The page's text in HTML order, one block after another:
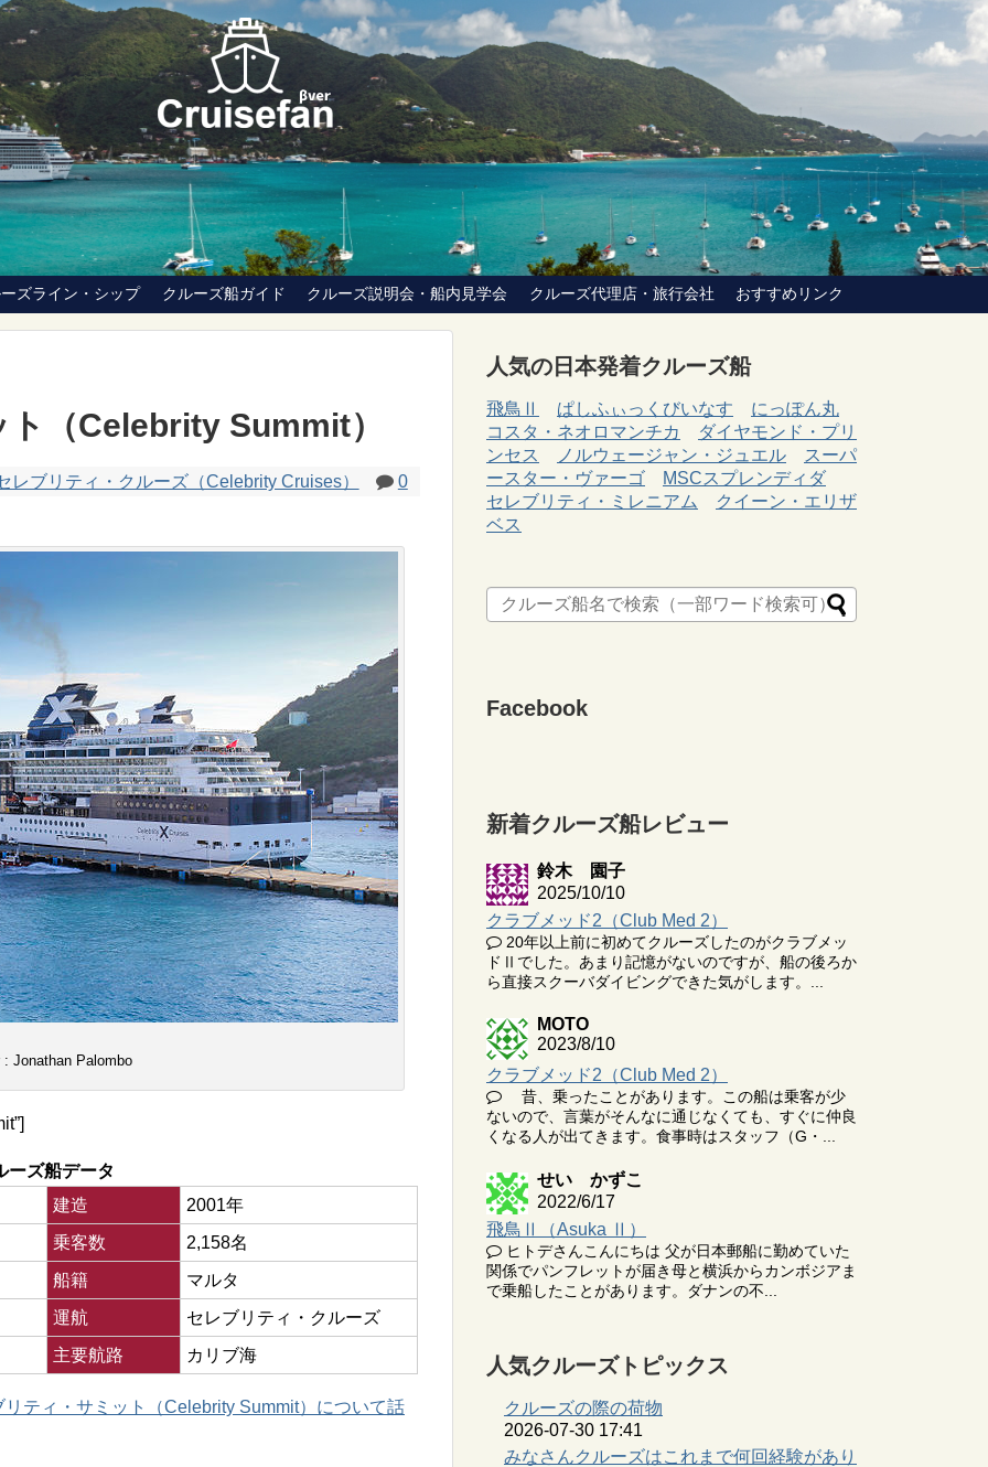
ズライン・シップ クルーズ船ガイド クルーズ説明会・船内見学会 クルーズ代理店・旅行会社 おすすめリンク
（Celebrity Summit）
レブリティ・クルーズ（Celebrity Cruises） 0
: Jonathan Palombo
ーズ船データ
建造
2001年
乗客数
2,158名
船籍
マルタ
運航
セレブリティ・クルーズ
主要航路
カリブ海
ティ・サミット（Celebrity Summit）について話
人気の日本発着クルーズ船
飛鳥Ⅱ ぱしふぃっくびいなす
にっぽん丸
コスタ・ネオロマンチカ
ダイヤモンド・プリ
ンセス
ノルウェージャン・ジュエル
スーパ
ースター・ヴァーゴ
MSCスプレンディダ
セレブリティ・ミレニアム
クイーン・エリザ
ベス
Facebook
新着クルーズ船レビュー
鈴木 園子
2025/10/10
クラブメッド2（Club Med 2）
20年以上前に初めてクルーズしたのがクラブメッ
ドⅡでした。あまり記憶がないのですが、船の後ろか
ら直接スクーバダイビングできた気がします。...
MOTO
2023/8/10
クラブメッド2（Club Med 2）
昔、乗ったことがあります。この船は乗客が少
ないので、言葉がそんなに通じなくても、すぐに仲良
くなる人が出てきます。食事時はスタッフ（G・...
せい かずこ
2022/6/17
飛鳥Ⅱ（Asuka Ⅱ）
ヒトデさんこんにちは 父が日本郵船に勤めていた
関係でパンフレットが届き母と横浜からカンボジアま
で乗船したことがあります。ダナンの不...
人気クルーズトピックス
クルーズの際の荷物
2026-07-30 17:41
みなさんクルーズはこれまで何回経験があり